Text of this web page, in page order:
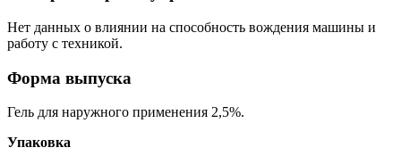
Нет данных о влиянии на способность вождения машины и
работу с техникой.
Форма выпуска
Гель для наружного применения 2,5%.
Упаковка